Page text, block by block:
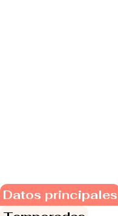
Datos principales